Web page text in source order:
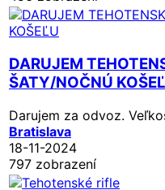
DARUJEM
ŠATY/NOČNÚ
Darujem za odvoz.
Bratislava
18-11-2024
797 zobrazení